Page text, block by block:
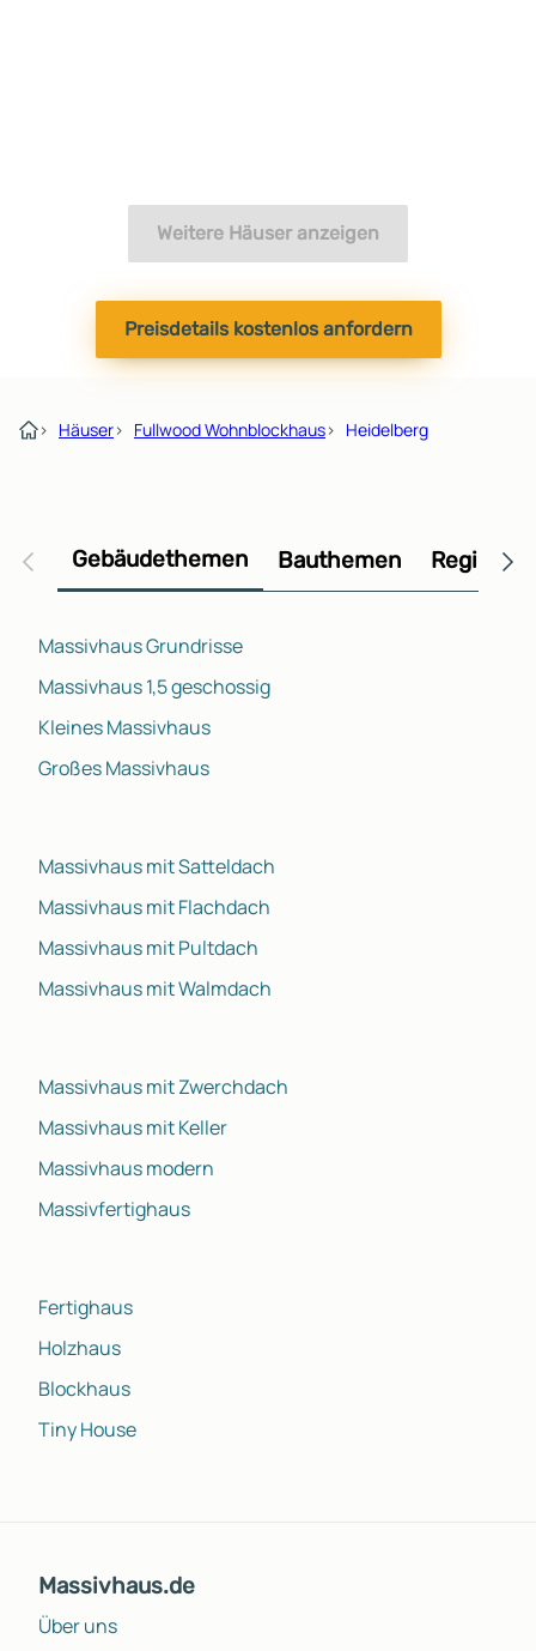
Weitere Häuser anzeigen
Preisdetails kostenlos anfordern
› Häuser› Fullwood Wohnblockhaus› Heidelberg
Gebäudethemen Bauthemen
Massivhaus Grundrisse
Massivhaus 1,5 geschossig
Kleines Massivhaus
Großes Massivhaus
Massivhaus mit Satteldach
Massivhaus mit Flachdach
Massivhaus mit Pultdach
Massivhaus mit Walmdach
Massivhaus mit Zwerchdach
Massivhaus mit Keller
Massivhaus modern
Massivfertighaus
Fertighaus
Holzhaus
Blockhaus
Tiny House
Massivhaus.de
Über uns